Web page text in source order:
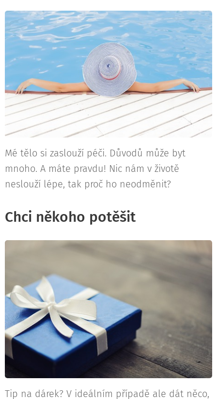
Mé tělo si zaslouží péči. Důvodů může byt
mnoho. A máte pravdu! Nic nám v životě
neslouží lépe, tak proč ho neodměnit?
Chci někoho potěšit
Tip na dárek? V ideálním případě ale dát něco,